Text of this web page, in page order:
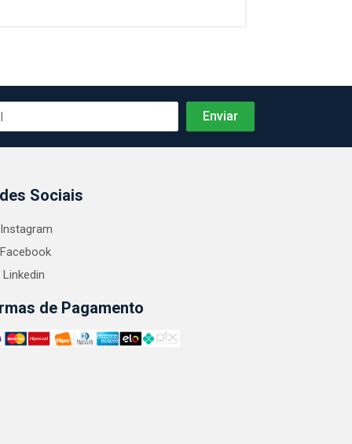
Sociais
Instagram
Facebook
Linkedin
de Pagamento